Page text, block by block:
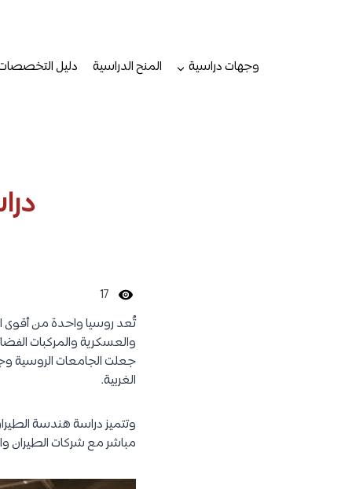
وجهات دراسية
المنح الدراسية دليل
17
تُعد روسيا واحدة من أقوى
والعسكرية والمركبات
جعلت الجامعات الروسية
الغربية.
وتتميز دراسة هندسة
مباشر مع شركات الطيران